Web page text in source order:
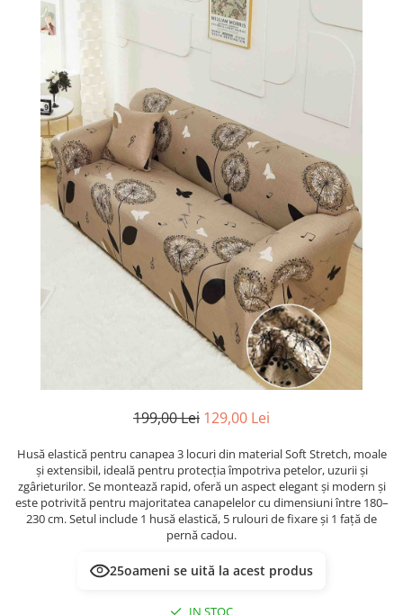
199,00 Lei 129,00 Lei
Husă elastică pentru canapea 3 locuri din material Soft Stretch, moale
și extensibil, ideală pentru protecția împotriva petelor, uzurii și
zgârieturilor. Se montează rapid, oferă un aspect elegant și modern și
este potrivită pentru majoritatea canapelelor cu dimensiuni între 180–
230 cm. Setul include 1 husă elastică, 5 rulouri de fixare și 1 față de
pernă cadou.
25oameni se uită la acest produs
IN STOC